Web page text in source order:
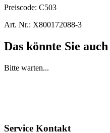
Preiscode: C503
Art. Nr.: X800172088-3
Das könnte Sie
Bitte warten...
Service Kontakt